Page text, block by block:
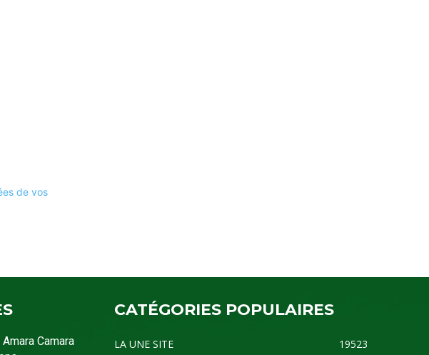
de vos
Camara
CATÉGORIES POPULAIRES
LA UNE SITE 19523